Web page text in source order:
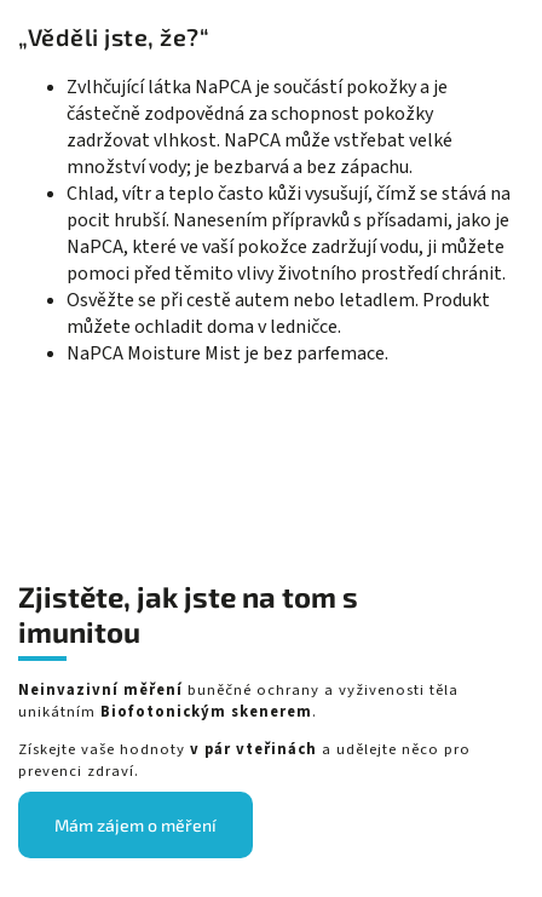
„Věděli jste, že?“
Zvlhčující látka NaPCA je součástí pokožky a je
částečně zodpovědná za schopnost pokožky
zadržovat vlhkost. NaPCA může vstřebat velké
množství vody; je bezbarvá a bez zápachu.
Chlad, vítr a teplo často kůži vysušují, čímž se stává na
pocit hrubší. Nanesením přípravků s přísadami, jako je
NaPCA, které ve vaší pokožce zadržují vodu, ji můžete
pomoci před těmito vlivy životního prostředí chránit.
Osvěžte se při cestě autem nebo letadlem. Produkt
můžete ochladit doma v ledničce.
NaPCA Moisture Mist je bez parfemace.
Zjistěte, jak jste na tom s
imunitou
Neinvazivní měření buněčné ochrany a vyživenosti těla
unikátním Biofotonickým skenerem.
Získejte vaše hodnoty v pár vteřinách a udělejte něco pro
prevenci zdraví.
Mám zájem o měření